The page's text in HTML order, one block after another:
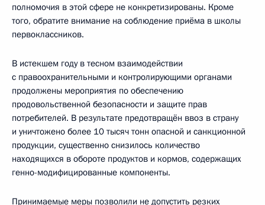
полномочия в этой сфере не конкретизированы. Кроме
того, обратите внимание на соблюдение приёма в школы
первоклассников.
В истекшем году в тесном взаимодействии
с правоохранительными и контролирующими органами
продолжены мероприятия по обеспечению
продовольственной безопасности и защите прав
потребителей. В результате предотвращён ввоз в страну
и уничтожено более 10 тысяч тонн опасной и санкционной
продукции, существенно снизилось количество
находящихся в обороте продуктов и кормов, содержащих
генно-модифицированные компоненты.
Принимаемые меры позволили не допустить резких